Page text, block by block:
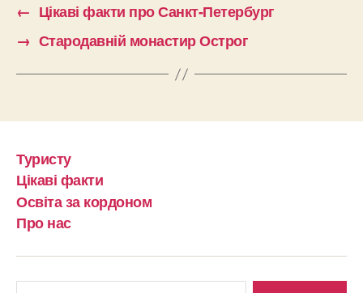
← Цікаві факти про Санкт-Петербург
→ Стародавній монастир Острог
Туристу
Цікаві факти
Освіта за кордоном
Про нас